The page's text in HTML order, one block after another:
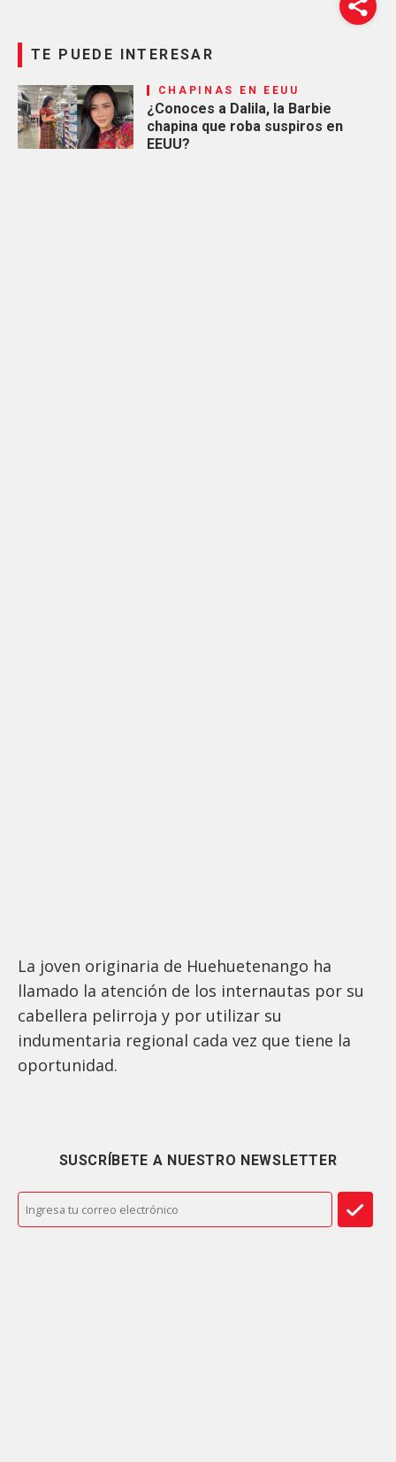
TE PUEDE INTERESAR
CHAPINAS EN EEUU
¿Conoces a Dalila, la Barbie
chapina que roba suspiros en
EEUU?
La joven originaria de Huehuetenango ha
llamado la atención de los internautas por su
cabellera pelirroja y por utilizar su
indumentaria regional cada vez que tiene la
oportunidad.
SUSCRÍBETE A NUESTRO NEWSLETTER